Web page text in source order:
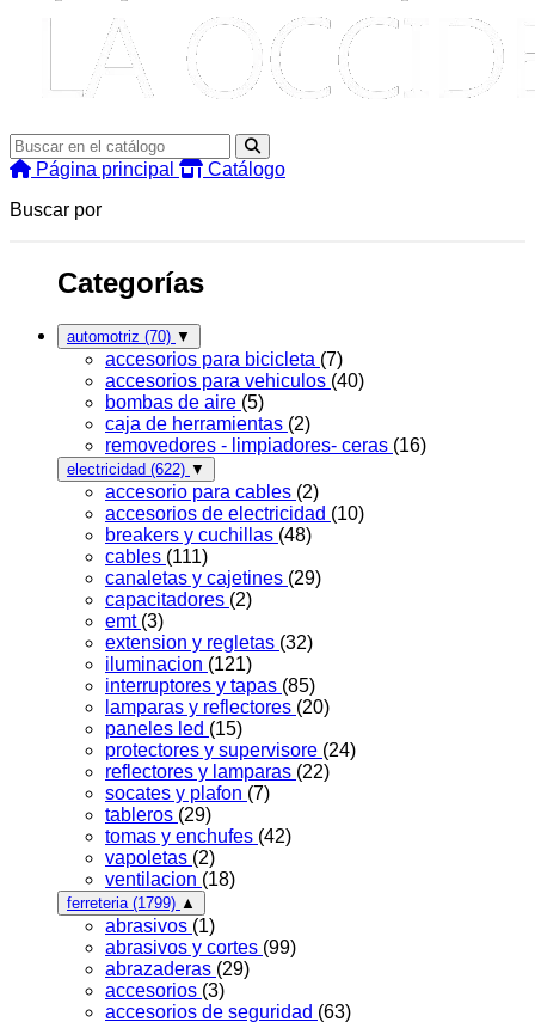
Página principal
Catálogo
Buscar por
Categorías
automotriz (70) ▼
accesorios para bicicleta (7)
accesorios para vehiculos (40)
bombas de aire (5)
caja de herramientas (2)
removedores - limpiadores- ceras (16)
electricidad (622) ▼
accesorio para cables (2)
accesorios de electricidad (10)
breakers y cuchillas (48)
cables (111)
canaletas y cajetines (29)
capacitadores (2)
emt (3)
extension y regletas (32)
iluminacion (121)
interruptores y tapas (85)
lamparas y reflectores (20)
paneles led (15)
protectores y supervisore (24)
reflectores y lamparas (22)
socates y plafon (7)
tableros (29)
tomas y enchufes (42)
vapoletas (2)
ventilacion (18)
ferreteria (1799) ▲
abrasivos (1)
abrasivos y cortes (99)
abrazaderas (29)
accesorios (3)
accesorios de seguridad (63)